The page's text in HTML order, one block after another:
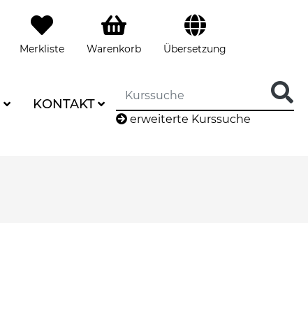
Merkliste Warenkorb Übersetzung
KONTAKT
erweiterte Kurssuche